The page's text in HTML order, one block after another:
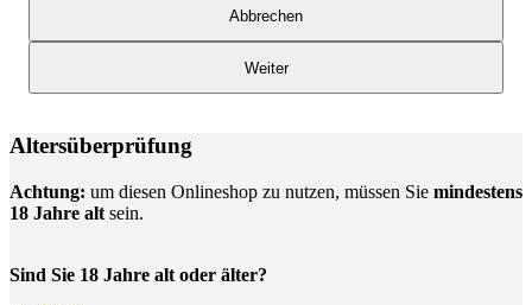
Abbrechen
Weiter
Altersüberprüfung
Achtung: um diesen Onlineshop zu nutzen, müssen Sie mindestens
18 Jahre alt sein.
Sind Sie 18 Jahre alt oder älter?